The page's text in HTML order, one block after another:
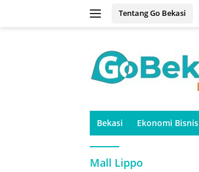
Tentang Go Bekasi
Bekasi Ekonomi Bisnis
Mall Lippo